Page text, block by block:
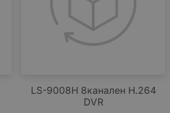
LS-9008H 8канален H.264
DVR